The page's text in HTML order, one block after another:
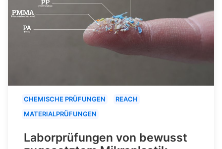
CHEMISCHE PRÜFUNGEN
REACH
MATERIALPRÜFUNGEN
Laborprüfungen von bewusst